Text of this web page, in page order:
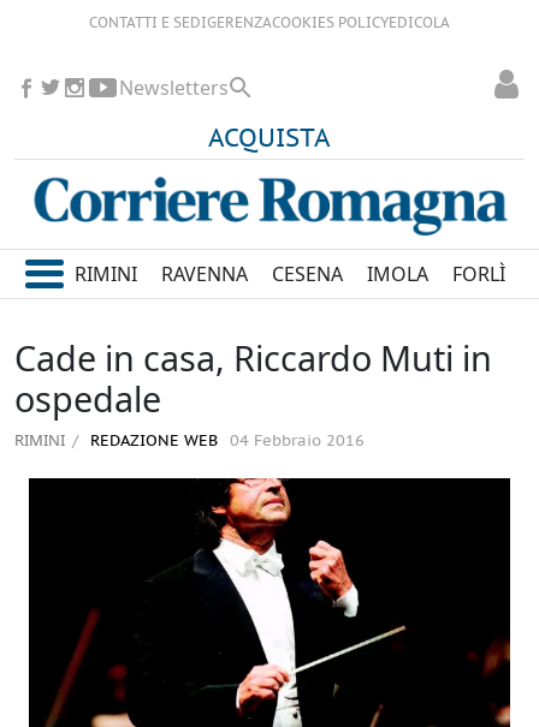
CONTATTI E SEDIGERENZACOOKIES POLICYEDICOLA
ACQUISTA
Newsletters
RIMINI RAVENNA CESENA IMOLA FORLÌ
Cade in casa, Riccardo Muti in
ospedale
RIMINI REDAZIONE WEB 04 Febbraio 2016